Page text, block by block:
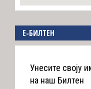
E-БИЛТЕН
Унесите своју
на наш Билтен